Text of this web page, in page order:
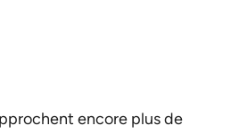
encore plus de